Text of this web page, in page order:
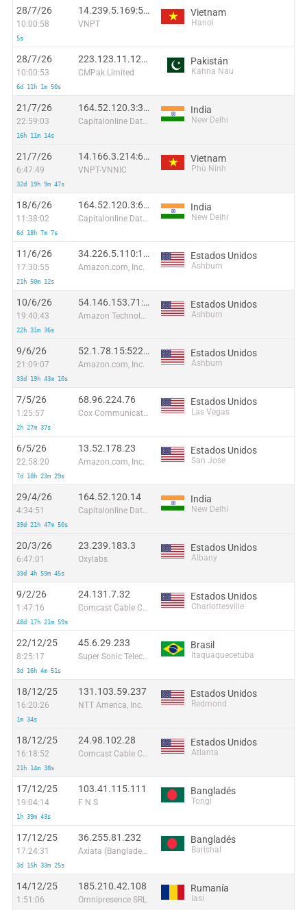
28/7/26
10:00:58
5s
14.239.5.169:59168
VNPT
Vietnam
Hanoi
28/7/26
10:00:53
6d 11h 1m 50s
223.123.11.128:10010
CMPak Limited
Pakistán
Kahna Nau
21/7/26
22:59:03
16h 11m 14s
164.52.120.3:36568
Capitalonline Data Service (HK) Co
India
New Delhi
21/7/26
6:47:49
32d 19h 9m 47s
14.166.3.214:60189
VNPT-VNNIC
Vietnam
Phù Ninh
18/6/26
11:38:02
6d 18h 7m 7s
164.52.120.3:6679
Capitalonline Data Service (HK) Co
India
New Delhi
11/6/26
17:30:55
21h 50m 12s
34.226.5.110:17794
Amazon.com, Inc.
Estados Unidos
Ashburn
10/6/26
19:40:43
22h 31m 36s
54.146.153.71:4323
Amazon Technologies Inc.
Estados Unidos
Ashburn
9/6/26
21:09:07
33d 19h 43m 10s
52.1.78.15:52291
Amazon.com, Inc.
Estados Unidos
Ashburn
7/5/26
1:25:57
2h 27m 37s
68.96.224.76
Cox Communications Inc.
Estados Unidos
Las Vegas
6/5/26
22:58:20
7d 18h 23m 29s
13.52.178.23
Amazon.com, Inc.
Estados Unidos
San Jose
29/4/26
4:34:51
39d 21h 47m 50s
164.52.120.14
Capitalonline Data Service (HK) Co
India
New Delhi
20/3/26
6:47:01
39d 4h 59m 45s
23.239.183.3
Oxylabs
Estados Unidos
Albany
9/2/26
1:47:16
48d 17h 21m 59s
24.131.7.32
Comcast Cable Communications
Estados Unidos
Charlottesville
22/12/25
8:25:17
3d 16h 4m 51s
45.6.29.233
Super Sonic Telecom Ltda
Brasil
Itaquaquecetuba
18/12/25
16:20:26
1m 34s
131.103.59.237
NTT America, Inc.
Estados Unidos
Redmond
18/12/25
16:18:52
21h 14m 38s
24.98.102.28
Comcast Cable Communications
Estados Unidos
Atlanta
17/12/25
19:04:14
1h 39m 43s
103.41.115.111
F N S
Bangladés
Tongi
17/12/25
17:24:31
3d 15h 33m 25s
36.255.81.232
Axiata (Bangladesh) Limited
Bangladés
Barishal
14/12/25
1:51:06
185.210.42.108
Omnipresence SRL
Rumanía
Iasi